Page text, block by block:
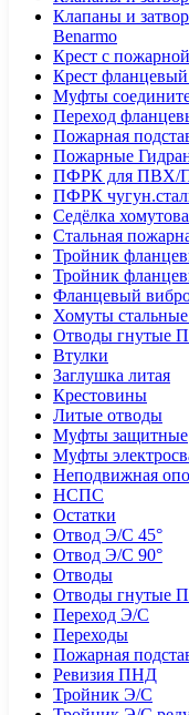
Клапаны и
Benarmo
Крест с
Крест
Муфты
Переход
Пожарная
Пожарные
ПФРК для ПВХ/
ПФРК
Седёлка
Стальная
Тройник
Тройник
Фланцевый
Хомуты
Отводы гнутые
Втулки
Заглушка литая
Крестовины
Литые отводы
Муфты защитные
Муфты
Неподвижная
НСПС
Остатки
Отвод Э/С 45°
Отвод Э/С 90°
Отводы
Отводы гнутые
Переход Э/С
Переходы
Пожарная
Ревизия ПНД
Тройник Э/С